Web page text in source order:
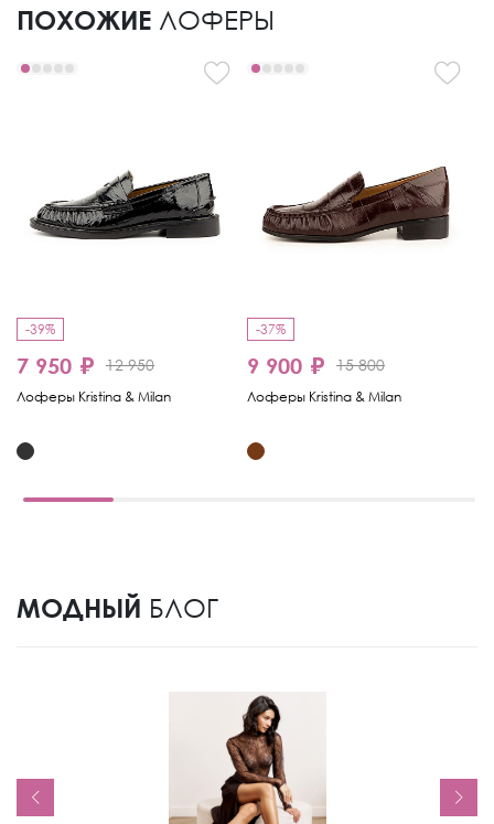
ПОХОЖИЕ ЛОФЕРЫ
-39%
7 950 ₽ 12 950
Лоферы Kristina & Milan
-37%
9 900 ₽ 15 800
Лоферы Kristina & Milan
МОДНЫЙ БЛОГ